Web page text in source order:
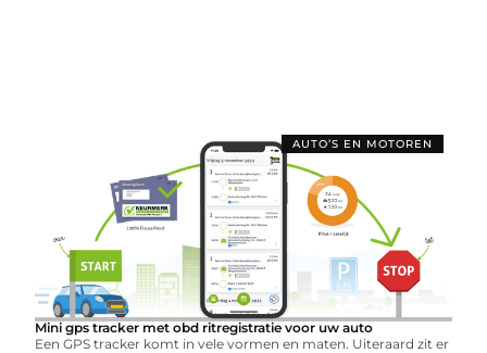
AUTO’S EN MOTOREN
Mini gps tracker met obd ritregistratie voor uw auto
Een GPS tracker komt in vele vormen en maten. Uiteraard zit er